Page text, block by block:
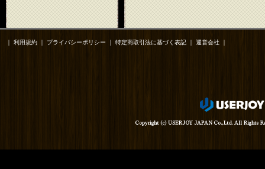
｜ 利用規約 ｜ プライバシーポリシー ｜ 特定商取引法に基づく表記 ｜ 運営会社 ｜